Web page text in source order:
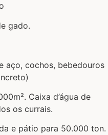
gado.
aço, cochos, bebedouros
Caixa d’água de
os currais.
e pátio para 50.000 ton.